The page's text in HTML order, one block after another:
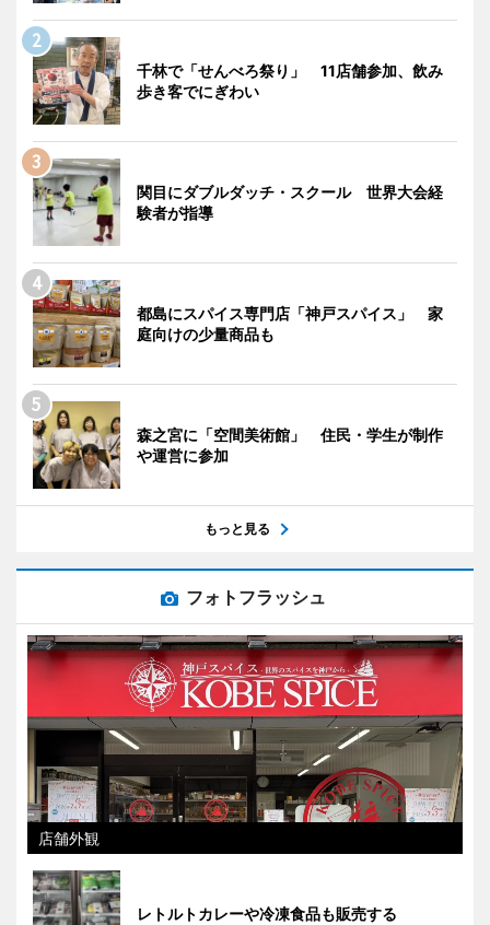
千林で「せんべろ祭り」 11店舗参加、飲み
歩き客でにぎわい
関目にダブルダッチ・スクール 世界大会経
験者が指導
都島にスパイス専門店「神戸スパイス」 家
庭向けの少量商品も
森之宮に「空間美術館」 住民・学生が制作
や運営に参加
もっと見る
フォトフラッシュ
店舗外観
レトルトカレーや冷凍食品も販売する